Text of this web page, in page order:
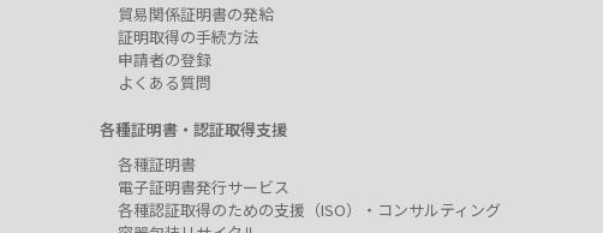
貿易関係証明書の発給
証明取得の手続方法
申請者の登録
よくある質問
各種証明書・認証取得支援
各種証明書
電子証明書発行サービス
各種認証取得のための支援（ISO）・コンサルティング